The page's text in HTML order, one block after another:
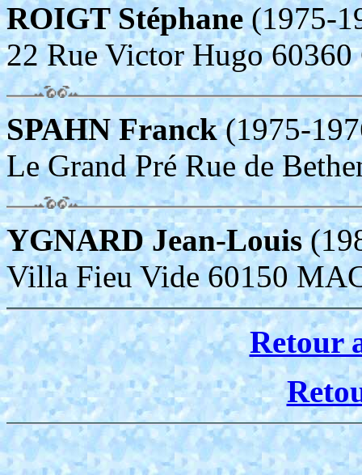
ROIGT Stéphane(1975-
22 Rue Victor Hugo
SPAHN Franck(1975-
Le Grand Pré Rue de
YGNARD Jean-Louis
Villa Fieu Vide 60150
Retour